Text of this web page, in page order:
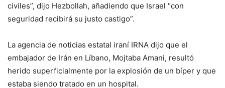
civiles”, dijo Hezbollah, añadiendo que Israel “con
seguridad recibirá su justo castigo”.
La agencia de noticias estatal iraní IRNA dijo que el
embajador de Irán en Líbano, Mojtaba Amani, resultó
herido superficialmente por la explosión de un bíper y que
estaba siendo tratado en un hospital.